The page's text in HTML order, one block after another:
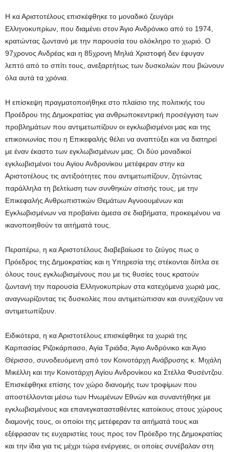
Η κα Αριστοτέλους επισκέφθηκε το μοναδικό ζευγάρι
Ελληνοκυπρίων, που διαμένει στον Άγιο Ανδρόνικο από το 1974,
κρατώντας ζωντανό με την παρουσία του ολόκληρο το χωριό. Ο
97χρονος Ανδρέας και η 85χρονη Μηλιά Χριστοφή δεν έφυγαν
λεπτό από το σπίτι τους, ανεξαρτήτως των δυσκολιών που βιώνουν
όλα αυτά τα χρόνια.
Η επίσκεψη πραγματοποιήθηκε στο πλαίσιο της πολιτικής του
Προέδρου της Δημοκρατίας για ανθρωποκεντρική προσέγγιση των
προβλημάτων που αντιμετωπίζουν οι εγκλωβισμένοι μας και της
επικοινωνίας που η Επικεφαλής θέλει να αναπτύξει και να διατηρεί
με έναν έκαστο των εγκλωβισμένων μας. Οι δύο μοναδικοί
εγκλωβισμένοι του Αγίου Ανδρονίκου μετέφεραν στην κα
Αριστοτέλους τις αντιξοότητες που αντιμετωπίζουν, ζητώντας
παράλληλα τη βελτίωση των συνθηκών σίτισής τους, με την
Επικεφαλής Ανθρωπιστικών Θεμάτων Αγνοουμένων και
Εγκλωβισμένων να προβαίνει άμεσα σε διαβήματα, προκειμένου να
ικανοποιηθούν τα αιτήματά τους.
Περαιτέρω, η κα Αριστοτέλους διαβεβαίωσε το ζεύγος πως ο
Πρόεδρος της Δημοκρατίας και η Υπηρεσία της στέκονται δίπλα σε
όλους τους εγκλωβισμένους που με τις θυσίες τους κρατούν
ζωντανή την παρουσία Ελληνοκυπρίων στα κατεχόμενα χωριά μας,
αναγνωρίζοντας τις δυσκολίες που αντιμετώπισαν και συνεχίζουν να
αντιμετωπίζουν.
Ειδικότερα, η κα Αριστοτέλους επισκέφθηκε τα χωριά της
Καρπασίας Ριζοκάρπασο, Αγία Τριάδα, Άγιο Ανδρόνικο και Άγιο
Θέρισσο, συνοδευόμενη από τον Κοινοτάρχη Ανάβρυσης κ. Μιχάλη
Μικέλλη και την Κοινοτάρχη Αγίου Ανδρονίκου κα Στέλλα Φυσέντζου.
Επισκέφθηκε επίσης τον χώρο διανομής των τροφίμων που
αποστέλλονται μέσω των Ηνωμένων Εθνών και συναντήθηκε με
εγκλωβισμένους και επανεγκατασταθέντες κατοίκους στους χώρους
διαμονής τους, οι οποίοι της μετέφεραν τα αιτήματά τους και
εξέφρασαν τις ευχαριστίες τους προς τον Πρόεδρο της Δημοκρατίας
και την ίδια για τις μέχρι τώρα ενέργειες, οι οποίες συνέβαλαν στη